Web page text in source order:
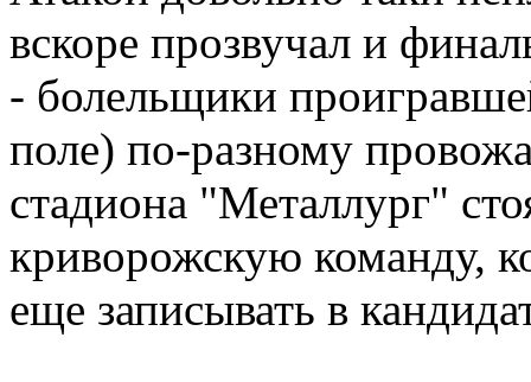
вскоре прозвучал и
- болельщики
поле) по-разному
стадиона "Металлург"
криворожскую команду,
еще записывать в